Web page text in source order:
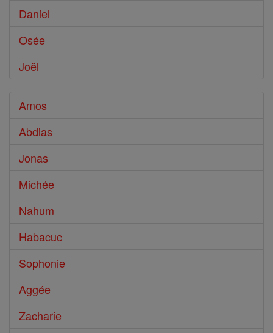
Daniel
Osée
Joël
Amos
Abdias
Jonas
Michée
Nahum
Habacuc
Sophonie
Aggée
Zacharie